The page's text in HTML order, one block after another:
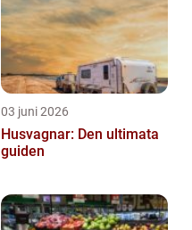
03 juni 2026
Husvagnar: Den ultimata
guiden